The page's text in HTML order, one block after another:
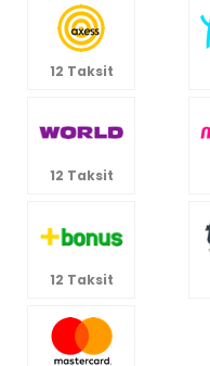
12 Taksit
12 Taksit
12 Taksit